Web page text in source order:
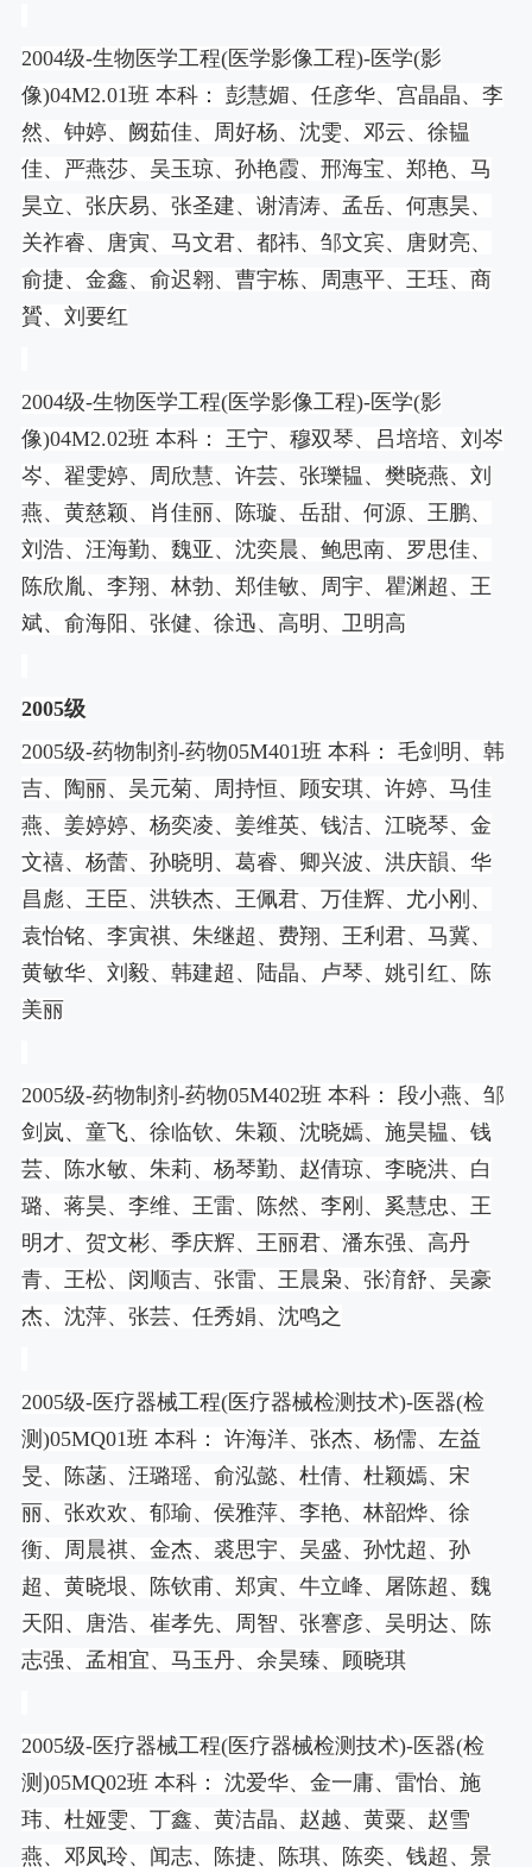
2004级-生物医学工程(医学影像工程)-医学(影
像)04M2.01班 本科： 彭慧媚、任彦华、宫晶晶、李
然、钟婷、阙茹佳、周好杨、沈雯、邓云、徐韫
佳、严燕莎、吴玉琼、孙艳霞、邢海宝、郑艳、马
昊立、张庆易、张圣建、谢清涛、孟岳、何惠昊、
关祚睿、唐寅、马文君、都祎、邹文宾、唐财亮、
俞捷、金鑫、俞迟翱、曹宇栋、周惠平、王珏、商
贇、刘要红
2004级-生物医学工程(医学影像工程)-医学(影
像)04M2.02班 本科： 王宁、穆双琴、吕培培、刘岑
岑、翟雯婷、周欣慧、许芸、张瓅韫、樊晓燕、刘
燕、黄慈颖、肖佳丽、陈璇、岳甜、何源、王鹏、
刘浩、汪海勤、魏亚、沈奕晨、鲍思南、罗思佳、
陈欣胤、李翔、林勃、郑佳敏、周宇、瞿渊超、王
斌、俞海阳、张健、徐迅、高明、卫明高
2005级
2005级-药物制剂 -药物05M401班 本科： 毛剑明、韩
吉、陶丽、吴元菊、周持恒、顾安琪、许婷、马佳
燕、姜婷婷、杨奕凌、姜维英、钱洁、江晓琴、金
文禧、杨蕾、孙晓明、葛睿、卿兴波、洪庆韻、华
昌彪、王臣、洪轶杰、王佩君、万佳辉、尤小刚、
袁怡铭、李寅祺、朱继超、费翔、王利君、马冀、
黄敏华、刘毅、韩建超、陆晶、卢琴、姚引红、陈
美丽
2005级-药物制剂 -药物05M402班 本科： 段小燕、邹
剑岚、童飞、徐临钦、朱颖、沈晓嫣、施昊韫、钱
芸、陈水敏、朱莉、杨琴勤、赵倩琼、李晓洪、白
璐、蒋昊、李维、王雷、陈然、李刚、奚慧忠、王
明才、贺文彬、季庆辉、王丽君、潘东强、高丹
青、王松、闵顺吉、张雷、王晨枭、张淯舒、吴豪
杰、沈萍、张芸、任秀娟、沈鸣之
2005级-医疗器械工程(医疗器械检测技术)-医器(检
测 )05MQ01班 本科： 许海洋、张杰、杨儒、左益
旻、陈菡、汪璐瑶、俞泓懿、杜倩、杜颖嫣、宋
丽、张欢欢、郁瑜、侯雅萍、李艳、林韶烨、徐
衡、周晨祺、金杰、裘思宇、吴盛、孙忱超、孙
超、黄晓垠、陈钦甫、郑寅、牛立峰、屠陈超、魏
天阳、唐浩、崔孝先、周智、张謇彦、吴明达、陈
志强、孟相宜、马玉丹、余昊臻、顾晓琪
2005级-医疗器械工程(医疗器械检测技术)-医器(检
测 )05MQ02班 本科： 沈爱华、金一庸、雷怡、施
玮、杜娅雯、丁鑫、黄洁晶、赵越、黄粟、赵雪
燕、邓凤玲、闻志、陈捷、陈琪、陈奕、钱超、景